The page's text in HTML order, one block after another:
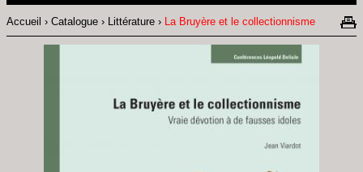
Fil
d'Ariane
Accueil Catalogue Littérature La Bruyère et le collectionnisme